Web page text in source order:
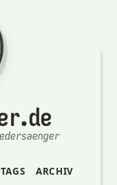
TAGS ARCHIV